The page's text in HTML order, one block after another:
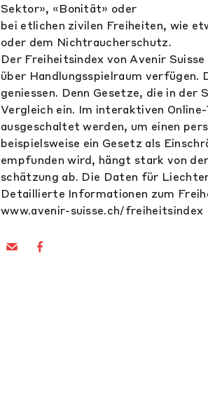
Sektor», «Bonität» oder
bei etlichen zivilen Freiheiten, wie
oder dem Nichtraucherschutz.
Der Freiheitsindex von Avenir
über Handlungsspielraum
geniessen. Denn Gesetze, die in der
Vergleich ein. Im interaktiven
ausgeschaltet werden, um einen
beispielsweise ein Gesetz als
empfunden wird, hängt stark von
schätzung ab. Die Daten für
Detaillierte Informationen zum
www.avenir-suisse.ch/freiheitsindex